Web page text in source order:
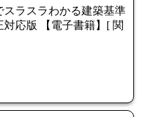
スラスラわかる建築基準
応版 【電子書籍】[ 関